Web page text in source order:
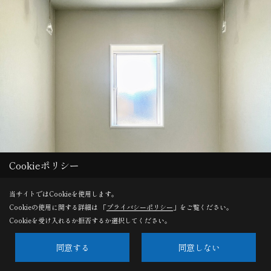
Cookieポリシー
当サイトではCookieを使用します。
Cookieの使用に関する詳細は 「プライバシーポリシー 」をご覧ください。
Cookieを受け入れるか拒否するか選択してください。
同意する 同意しない